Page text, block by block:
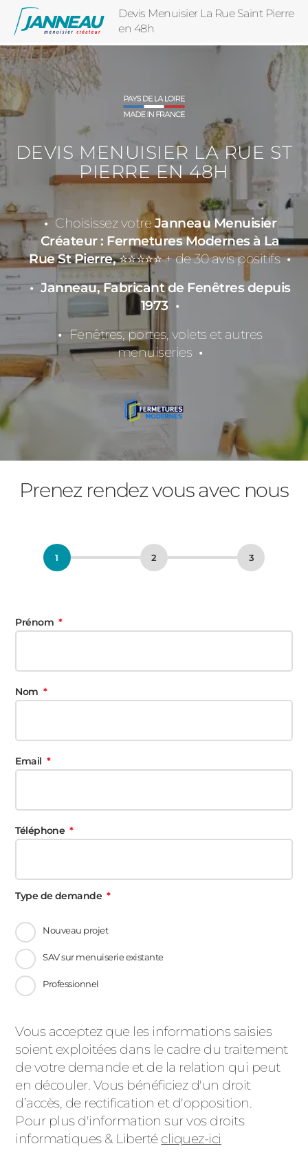
Devis Menuisier La Rue Saint Pierre
en 48h
DEVIS MENUISIER LA RUE ST
PIERRE EN 48H
Choisissez votreJanneau Menuisier
Créateur : Fermetures Modernes à La
Rue St Pierre,⭐⭐⭐⭐⭐ + de 30 avis positifs
Janneau, Fabricant de Fenêtres depuis
1973
Fenêtres, portes, volets et autres
menuiseries
Prenez rendez vous avec nous
Prénom
Nom
Email
Téléphone
Type de demande
Nouveau projet
SAV sur menuiserie existante
Professionnel
Message
d'état
Vous acceptez que les informations saisies
soient exploitées dans le cadre du traitement
de votre demande et de la relation qui peut
en découler. Vous bénéficiez d'un droit
d’accès, de rectification et d'opposition.
Pour plus d'information sur vos droits
informatiques & Liberté cliquez-ici